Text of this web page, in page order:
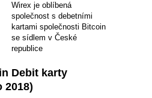
Wirex je oblíbená
společnost s debetními
kartami společnosti Bitcoin
se sídlem v České
republice
Debit karty
2018)